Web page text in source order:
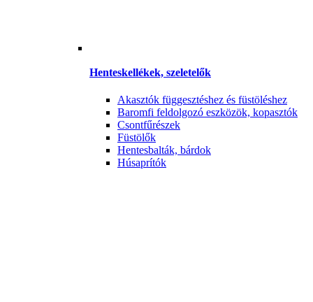
Henteskellékek, szeletelők
Akasztók függesztéshez és füstöléshez
Baromfi feldolgozó eszközök, kopasztók
Csontfűrészek
Füstölők
Hentesbalták, bárdok
Húsaprítók